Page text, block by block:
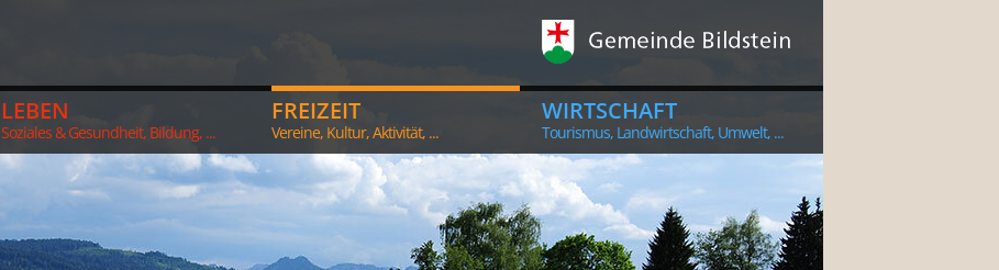
LEBEN
Soziales & Gesundheit, Bildung, ...
FREIZEIT
Vereine, Kultur, Aktivität, ...
WIRTSCHAFT
Tourismus, Landwirtschaft, Umwelt, ...